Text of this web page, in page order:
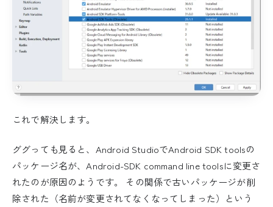
これで解決します。
ググっても見ると、Android StudioでAndroid SDK toolsの
パッケージ名が、Android-SDK command line toolsに変更さ
れたのが原因のようです。 その関係で古いパッケージが削
除された（名前が変更されてなくなってしまった）という